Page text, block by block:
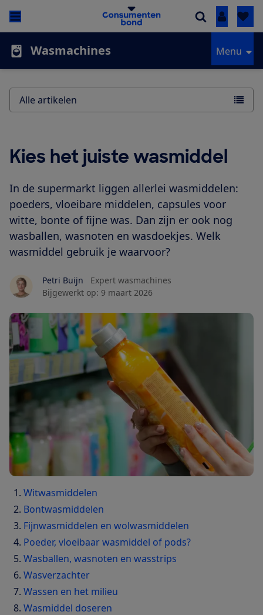
Inloggen
Wasmachines Menu
Kies het juiste wasmiddel
In de supermarkt liggen allerlei wasmiddelen:
poeders, vloeibare middelen, capsules voor
witte, bonte of fijne was. Dan zijn er ook nog
wasballen, wasnoten en wasdoekjes. Welk
wasmiddel gebruik je waarvoor?
Petri Buijn
Expert wasmachines
Bijgewerkt op: 9 maart 2026
Witwasmiddelen
Bontwasmiddelen
Fijnwasmiddelen en wolwasmiddelen
Poeder, vloeibaar wasmiddel of pods?
Wasballen, wasnoten en wasstrips
Wasverzachter
Wassen en het milieu
Wasmiddel doseren
Alle artikelen